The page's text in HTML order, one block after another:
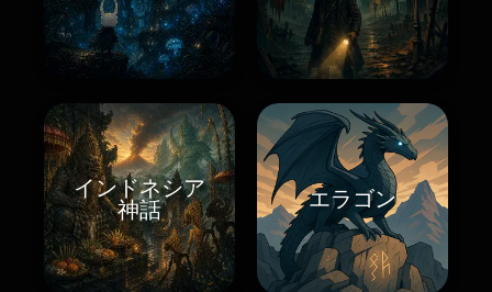
インドネシア
神話
エラゴン